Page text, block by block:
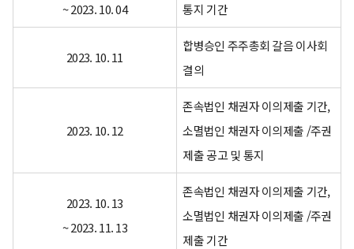
~ 2023. 10. 04
통지 기간
2023. 10. 11
합병승인 주주총회 갈음 이사회
결의
2023. 10. 12
존속법인 채권자 이의제출 기간,
소멸법인 채권자 이의제출 /주권
제출 공고 및 통지
2023. 10. 13
~ 2023. 11. 13
존속법인 채권자 이의제출 기간,
소멸법인 채권자 이의제출 /주권
제출 기간